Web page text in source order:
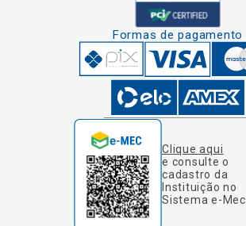
Formas de pagamento
Clique aqui
e consulte o
cadastro da
Instituição no
Sistema e-Mec